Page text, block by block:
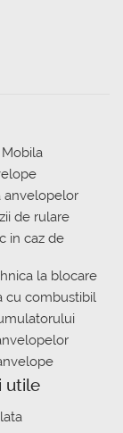
anvelopelor
de rulare
in caz de
la blocare
cu combustibil
utile